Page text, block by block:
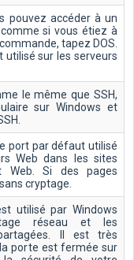
pouvez accéder à un
si vous étiez à
tapez DOS.
utilisé sur les serveurs
le même que SSH,
sur Windows et
port par défaut utilisé
Web dans les sites
Web. Si des pages
cryptage.
utilisé par Windows
réseau et les
Il est très
porte est fermée sur